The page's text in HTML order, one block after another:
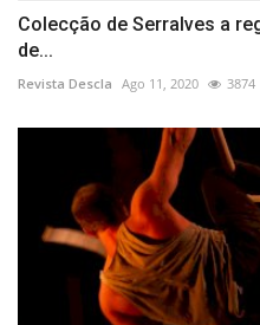
Colecção de Serralves a
de...
Revista Descla Ago 11, 2020 3874